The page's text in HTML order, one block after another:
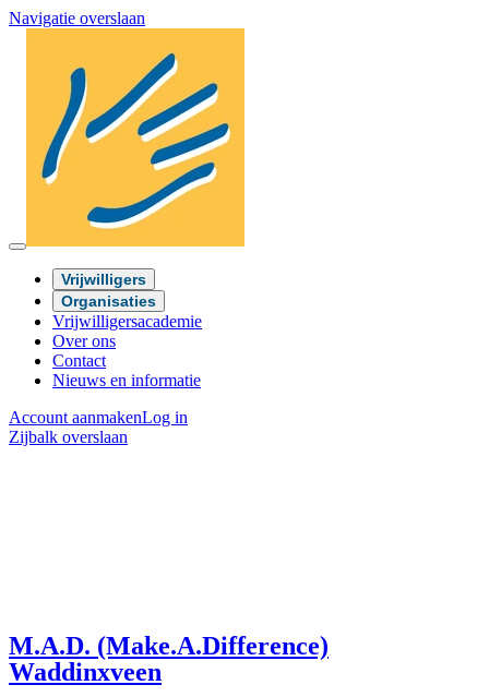
Navigatie overslaan
Vrijwilligers
Organisaties
Vrijwilligersacademie
Over ons
Contact
Nieuws en informatie
Account aanmakenLog in
Zijbalk overslaan
M.A.D. (Make.A.Difference)
Waddinxveen